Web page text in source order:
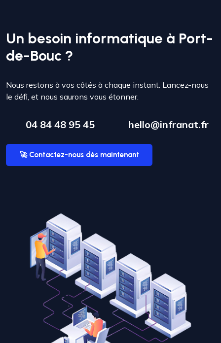
Un besoin informatique à Port-
de-Bouc ?
Nous restons à vos côtés à chaque instant. Lancez-nous
le défi, et nous saurons vous étonner.
04 84 48 95 45 hello@infranat.fr
🚀 Contactez-nous dès maintenant